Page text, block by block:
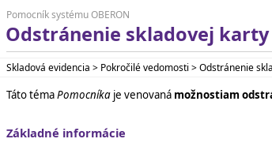
Pomocník systému OBERON
Odstránenie skladovej karty
Skladová evidencia > Pokročilé vedomosti > Odstránenie
Táto témaPomocníka je venovaná možnostiam
Základné informácie